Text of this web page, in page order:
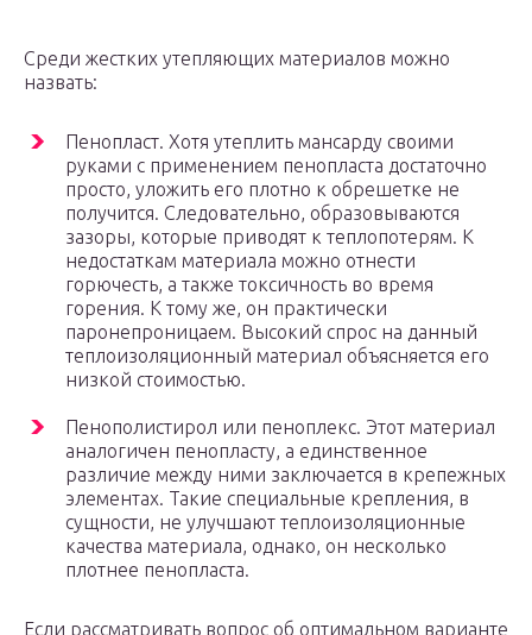
Среди жестких утепляющих материалов можно
назвать:
Пенопласт. Хотя утеплить мансарду своими
руками с применением пенопласта достаточно
просто, уложить его плотно к обрешетке не
получится. Следовательно, образовываются
зазоры, которые приводят к теплопотерям. К
недостаткам материала можно отнести
горючесть, а также токсичность во время
горения. К тому же, он практически
паронепроницаем. Высокий спрос на данный
теплоизоляционный материал объясняется его
низкой стоимостью.
Пенополистирол или пеноплекс. Этот материал
аналогичен пенопласту, а единственное
различие между ними заключается в крепежных
элементах. Такие специальные крепления, в
сущности, не улучшают теплоизоляционные
качества материала, однако, он несколько
плотнее пенопласта.
Если рассматривать вопрос об оптимальном варианте